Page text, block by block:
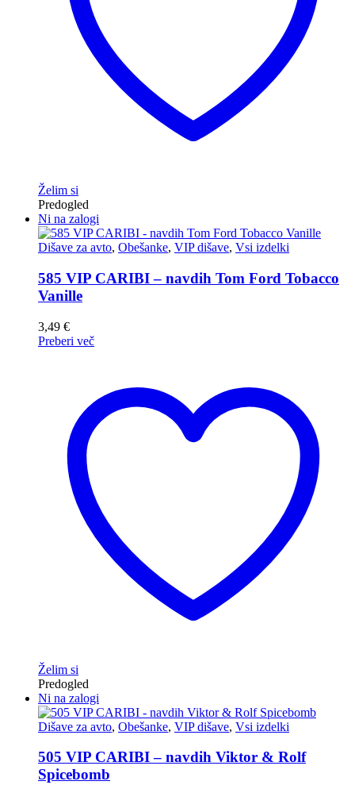
Želim si
Predogled
Ni na zalogi
Dišave za avto, Obešanke, VIP dišave, Vsi izdelki
585 VIP CARIBI – navdih Tom Ford Tobacco
Vanille
3,49 €
Preberi več
Želim si
Predogled
Ni na zalogi
Dišave za avto, Obešanke, VIP dišave, Vsi izdelki
505 VIP CARIBI – navdih Viktor & Rolf
Spicebomb